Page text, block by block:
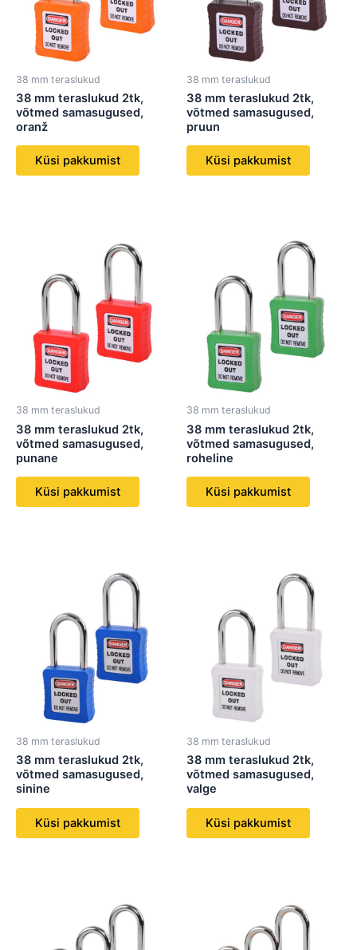
38 mm teraslukud
38 mm teraslukud 2tk,
võtmed samasugused,
oranž
Küsi pakkumist
38 mm teraslukud
38 mm teraslukud 2tk,
võtmed samasugused,
pruun
Küsi pakkumist
38 mm teraslukud
38 mm teraslukud 2tk,
võtmed samasugused,
punane
Küsi pakkumist
38 mm teraslukud
38 mm teraslukud 2tk,
võtmed samasugused,
roheline
Küsi pakkumist
38 mm teraslukud
38 mm teraslukud 2tk,
võtmed samasugused,
sinine
Küsi pakkumist
38 mm teraslukud
38 mm teraslukud 2tk,
võtmed samasugused,
valge
Küsi pakkumist